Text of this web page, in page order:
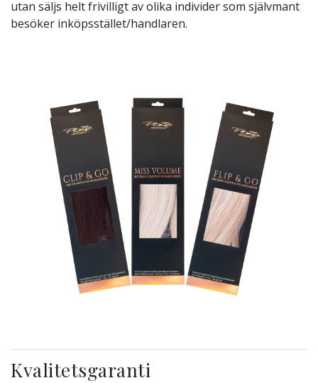
utan säljs helt frivilligt av olika individer som självmant
besöker inköpsstället/handlaren.
Kvalitetsgaranti